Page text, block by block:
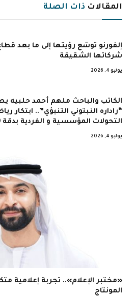
المقالات ذات الصلة
إلفورنو توسّع رؤيتها إلى ما بعد
شركاتها الشقيقة
يوليو 4, 2026
الكاتب والباحث ملهم أحمد حلبيه
“راداره النبتوني التنبؤي”..
التحولات المؤسسية و الفردية بدقة 79%
يوليو 4, 2026
«مختبر الإعلام».. تجربة إعلامية
المونتاج